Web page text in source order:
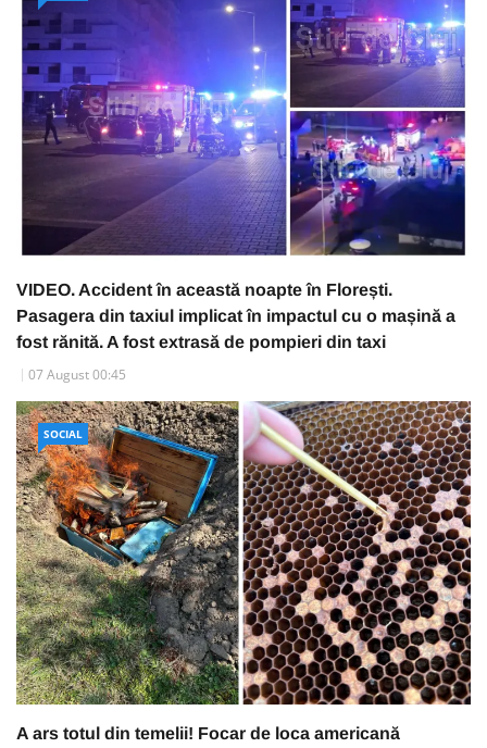
VIDEO. Accident în această noapte în Florești.
Pasagera din taxiul implicat în impactul cu o mașină a
fost rănită. A fost extrasă de pompieri din taxi
07 August 00:45
SOCIAL
A ars totul din temelii! Focar de loca americană